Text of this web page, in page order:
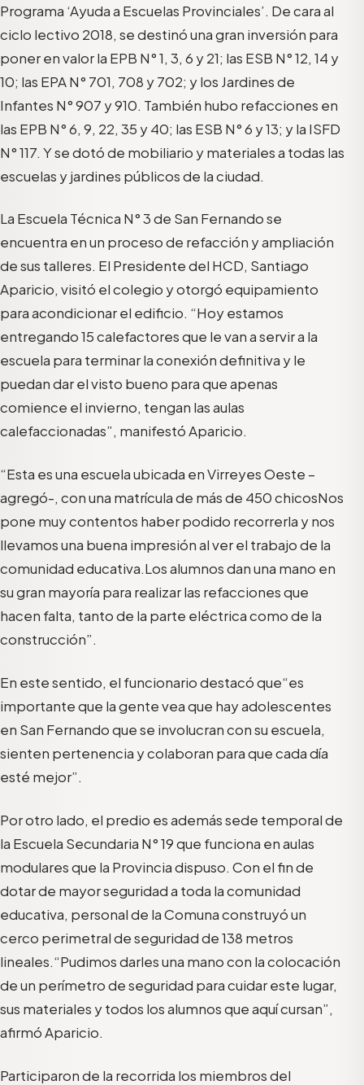
Programa ‘Ayuda a Escuelas Provinciales’. De cara al
ciclo lectivo 2018, se destinó una gran inversión para
poner en valor la EPB N° 1, 3, 6 y 21; las ESB N° 12, 14 y
10; las EPA N° 701, 708 y 702; y los Jardines de
Infantes N° 907 y 910. También hubo refacciones en
las EPB N° 6, 9, 22, 35 y 40; las ESB N° 6 y 13; y la ISFD
N° 117. Y se dotó de mobiliario y materiales a todas las
escuelas y jardines públicos de la ciudad.
La Escuela Técnica N° 3 de San Fernando se
encuentra en un proceso de refacción y ampliación
de sus talleres. El Presidente del HCD, Santiago
Aparicio, visitó el colegio y otorgó equipamiento
para acondicionar el edificio. “Hoy estamos
entregando 15 calefactores que le van a servir a la
escuela para terminar la conexión definitiva y le
puedan dar el visto bueno para que apenas
comience el invierno, tengan las aulas
calefaccionadas”, manifestó Aparicio.
“Esta es una escuela ubicada en Virreyes Oeste –
agregó-, con una matrícula de más de 450 chicosNos
pone muy contentos haber podido recorrerla y nos
llevamos una buena impresión al ver el trabajo de la
comunidad educativa.Los alumnos dan una mano en
su gran mayoría para realizar las refacciones que
hacen falta, tanto de la parte eléctrica como de la
construcción”.
En este sentido, el funcionario destacó que“es
importante que la gente vea que hay adolescentes
en San Fernando que se involucran con su escuela,
sienten pertenencia y colaboran para que cada día
esté mejor”.
Por otro lado, el predio es además sede temporal de
la Escuela Secundaria N° 19 que funciona en aulas
modulares que la Provincia dispuso. Con el fin de
dotar de mayor seguridad a toda la comunidad
educativa, personal de la Comuna construyó un
cerco perimetral de seguridad de 138 metros
lineales.“Pudimos darles una mano con la colocación
de un perímetro de seguridad para cuidar este lugar,
sus materiales y todos los alumnos que aquí cursan”,
afirmó Aparicio.
Participaron de la recorrida los miembros del